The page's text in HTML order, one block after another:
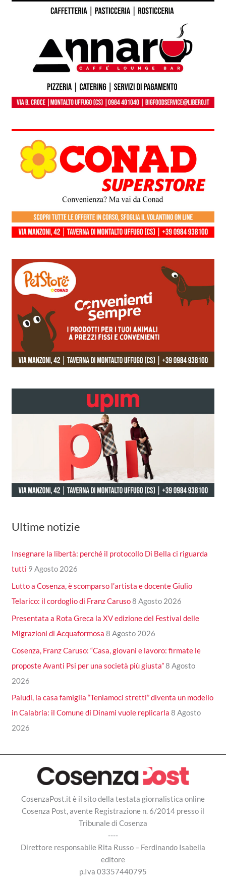
Ultime notizie
Insegnare la libertà: perché il protocollo Di Bella ci riguarda
tutti 9 Agosto 2026
Lutto a Cosenza, è scomparso l’artista e docente Giulio
Telarico: il cordoglio di Franz Caruso8 Agosto 2026
Presentata a Rota Greca la XV edizione del Festival delle
Migrazioni di Acquaformosa 8 Agosto 2026
Cosenza, Franz Caruso: “Casa, giovani e lavoro: firmate le
proposte Avanti Psi per una società più giusta”8 Agosto
2026
Paludi, la casa famiglia “Teniamoci stretti” diventa un modello
in Calabria: il Comune di Dinami vuole replicarla 8 Agosto
2026
CosenzaPost.it è il sito della testata giornalistica online
Cosenza Post, avente Registrazione n. 6/2014 presso il
Tribunale di Cosenza
----
Direttore responsabile Rita Russo – Ferdinando Isabella
editore
p.Iva 03357440795